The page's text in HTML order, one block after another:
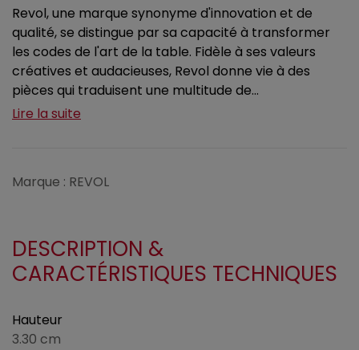
Revol, une marque synonyme d'innovation et de
qualité, se distingue par sa capacité à transformer
les codes de l'art de la table. Fidèle à ses valeurs
créatives et audacieuses, Revol donne vie à des
pièces qui traduisent une multitude de...
Lire la suite
Marque : REVOL
DESCRIPTION &
CARACTÉRISTIQUES TECHNIQUES
Hauteur
3.30 cm